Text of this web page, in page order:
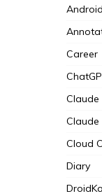
Android
Career
Claude
Claude
Cloud
Diary